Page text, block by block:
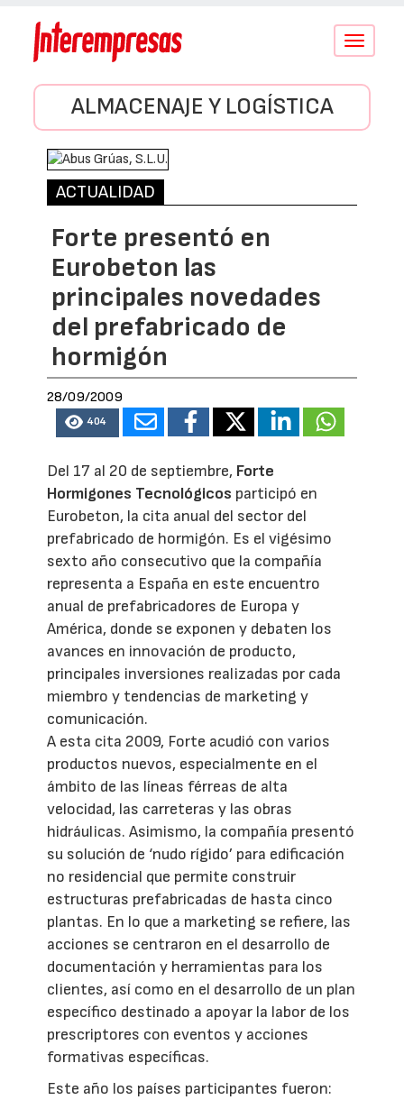
Conmutar
ALMACENAJE Y LOGÍSTICA
ACTUALIDAD
Forte presentó en
Eurobeton las
principales novedades
del prefabricado de
hormigón
28/09/2009
404
Del 17 al 20 de septiembre, Forte
Hormigones Tecnológicos participó en
Eurobeton, la cita anual del sector del
prefabricado de hormigón. Es el vigésimo
sexto año consecutivo que la compañía
representa a España en este encuentro
anual de prefabricadores de Europa y
América, donde se exponen y debaten los
avances en innovación de producto,
principales inversiones realizadas por cada
miembro y tendencias de marketing y
comunicación.
A esta cita 2009, Forte acudió con varios
productos nuevos, especialmente en el
ámbito de las líneas férreas de alta
velocidad, las carreteras y las obras
hidráulicas. Asimismo, la compañía presentó
su solución de ‘nudo rígido’ para edificación
no residencial que permite construir
estructuras prefabricadas de hasta cinco
plantas. En lo que a marketing se refiere, las
acciones se centraron en el desarrollo de
documentación y herramientas para los
clientes, así como en el desarrollo de un plan
específico destinado a apoyar la labor de los
prescriptores con eventos y acciones
formativas específicas.
Este año los países participantes fueron: